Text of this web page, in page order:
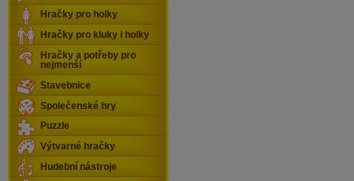
Hračky pro holky
Hračky pro kluky i holky
Hračky a potřeby pro
nejmenší
Stavebnice
Společenské hry
Puzzle
Výtvarné hračky
Hudební nástroje